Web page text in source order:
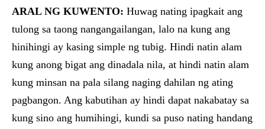
ARAL NG KUWENTO: Huwag nating ipagkait ang
tulong sa taong nangangailangan, lalo na kung ang
hinihingi ay kasing simple ng tubig. Hindi natin alam
kung anong bigat ang dinadala nila, at hindi natin alam
kung minsan na pala silang naging dahilan ng ating
pagbangon. Ang kabutihan ay hindi dapat nakabatay sa
kung sino ang humihingi, kundi sa puso nating handang